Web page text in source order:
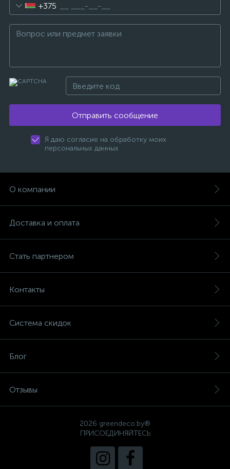
+375
Отправить сообщение
Я даю согласие на обработку моих
персональных данных
О компании
Доставка и оплата
Стать партнером
Контакты
Система скидок
Блог
Отзывы
2026 greendeco.by®
ПРИСОЕДИНЯЙТЕСЬ